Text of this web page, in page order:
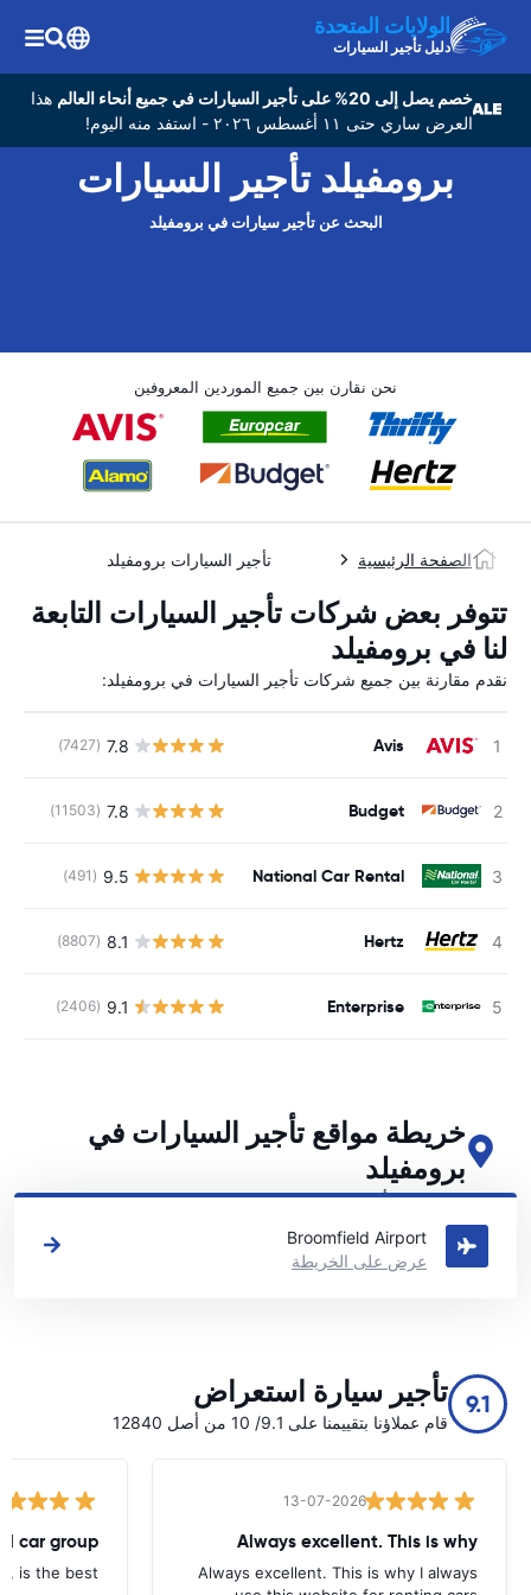
الولايات المتحدة
دليل تأجير السيارات
خصم يصل إلى 20% على تأجير السيارات في جميع أنحاء العالم
هذا
العرض ساري حتى ١١ أغسطس ٢٠٢٦ - استفد منه اليوم!
برومفيلد تأجير السيارات
البحث عن تأجير سيارات في برومفيلد
نحن نقارن بين جميع الموردين المعروفين
الصفحة الرئيسية تأجير السيارات برومفيلد
تتوفر بعض شركات تأجير السيارات التابعة
لنا في برومفيلد
نقدم مقارنة بين جميع شركات تأجير السيارات في برومفيلد:
Avis
7.8
(7427)
Budget
7.8
(11503)
National Car Rental
9.5
(491)
Hertz
8.1
(8807)
Enterprise
9.1
(2406)
خريطة مواقع تأجير السيارات في
برومفيلد
اطلع على مواقع تأجير السيارات الرئيسية لدينا في برومفيلد
Broomfield Airport
عرض على الخريطة
9.1 تأجير سيارة استعراض
قام عملاؤنا بتقييمنا على 9.1/ 10 من أصل 12840
13-07-2026
Always excellent. This is why
Always excellent. This is why I always
car group
is the best.